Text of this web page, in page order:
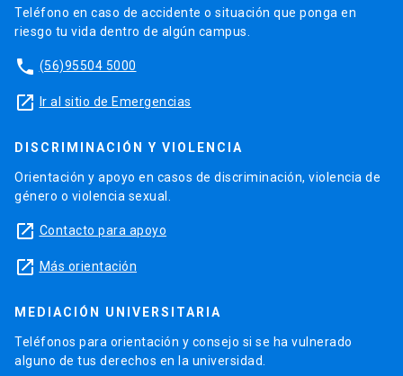
Teléfono en caso de accidente o situación que ponga en
riesgo tu vida dentro de algún campus.
phone (56)95504 5000
launch Ir al sitio de Emergencias
DISCRIMINACIÓN Y VIOLENCIA
Orientación y apoyo en casos de discriminación, violencia de
género o violencia sexual.
launch Contacto para apoyo
launch Más orientación
MEDIACIÓN UNIVERSITARIA
Teléfonos para orientación y consejo si se ha vulnerado
alguno de tus derechos en la universidad.